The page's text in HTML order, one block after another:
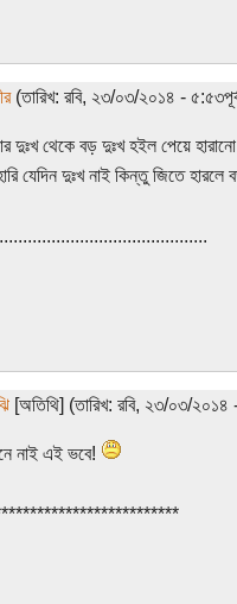
(তারিখ: রবি, ২৩/০৩/২০১৪ -
দুঃখ থেকে বড় দুঃখ হইল পেয়ে
যেদিন দুঃখ নাই কিন্তু জিতে হারলে
[অতিথি] (তারিখ: রবি, ২৩/০৩/২০১৪
নাই এই ভবে!